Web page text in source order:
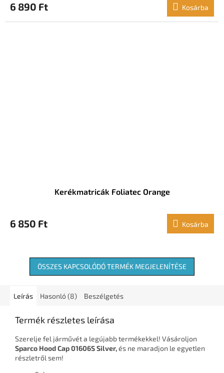
6 890 Ft Kosárba
Kerékmatricák Foliatec Orange
6 850 Ft Kosárba
ÖSSZES KAPCSOLÓDÓ TERMÉK MEGJELENÍTÉSE
Leírás Hasonló (8) Beszélgetés
Termék részletes leírása
Szerelje fel járművét a legújabb termékekkel! Vásároljon
Sparco Hood Cap 01606S Silver,és ne maradjon le egyetlen
részletről sem!